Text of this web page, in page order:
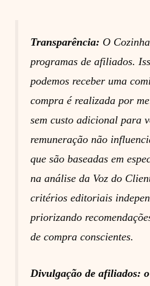
Transparência: O
programas de afiliados.
podemos receber uma
compra é realizada por
sem custo adicional para
remuneração não
que são baseadas em
na análise da Voz do
critérios editoriais
priorizando
de compra conscientes.
Divulgação de afiliados: